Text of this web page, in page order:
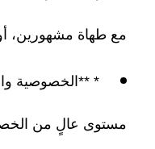
مع طهاة مشهورين،
* **الخصوصية
مستوى عالٍ من